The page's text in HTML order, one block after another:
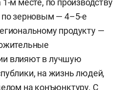
м месте, по производству
зерновым — 4–5-е
продукту —
влияют в лучшую
на жизнь людей,
на конъюнктуру. С